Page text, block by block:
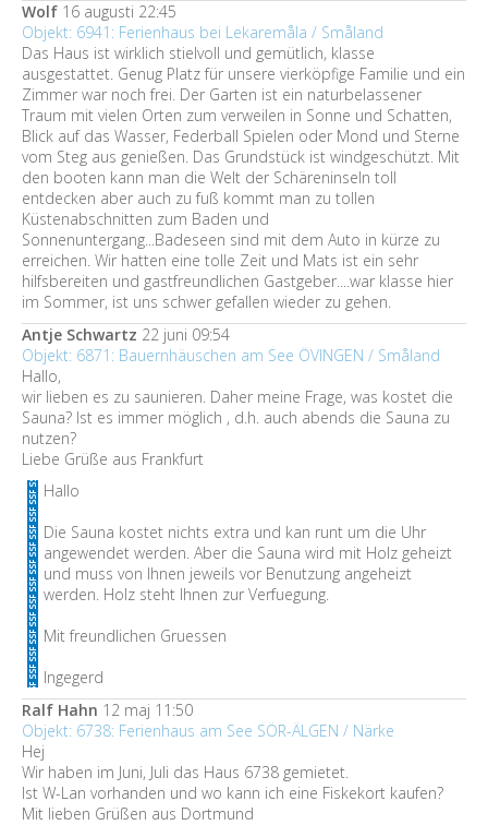
Wolf 16 augusti 22:45
Objekt: 6941: Ferienhaus bei Lekaremåla / Småland
Das Haus ist wirklich stielvoll und gemütlich, klasse
ausgestattet. Genug Platz für unsere vierköpfige Familie und ein
Zimmer war noch frei. Der Garten ist ein naturbelassener
Traum mit vielen Orten zum verweilen in Sonne und Schatten,
Blick auf das Wasser, Federball Spielen oder Mond und Sterne
vom Steg aus genießen. Das Grundstück ist windgeschützt. Mit
den booten kann man die Welt der Schäreninseln toll
entdecken aber auch zu fuß kommt man zu tollen
Küstenabschnitten zum Baden und
Sonnenuntergang...Badeseen sind mit dem Auto in kürze zu
erreichen. Wir hatten eine tolle Zeit und Mats ist ein sehr
hilfsbereiten und gastfreundlichen Gastgeber....war klasse hier
im Sommer, ist uns schwer gefallen wieder zu gehen.
Antje Schwartz 22 juni 09:54
Objekt: 6871: Bauernhäuschen am See ÖVINGEN / Småland
Hallo,
wir lieben es zu saunieren. Daher meine Frage, was kostet die
Sauna? Ist es immer möglich , d.h. auch abends die Sauna zu
nutzen?
Liebe Grüße aus Frankfurt
Hallo
Die Sauna kostet nichts extra und kan runt um die Uhr
angewendet werden. Aber die Sauna wird mit Holz geheizt
und muss von Ihnen jeweils vor Benutzung angeheizt
werden. Holz steht Ihnen zur Verfuegung.
Mit freundlichen Gruessen
Ingegerd
Ralf Hahn 12 maj 11:50
Objekt: 6738: Ferienhaus am See SÖR-ÄLGEN / Närke
Hej
Wir haben im Juni, Juli das Haus 6738 gemietet.
Ist W-Lan vorhanden und wo kann ich eine Fiskekort kaufen?
Mit lieben Grüßen aus Dortmund